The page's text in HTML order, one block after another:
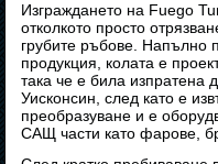
Изграждането на Fuego
отколкото просто
грубите ръбове. Напълно
продукция, колата е
така че е била изпратена
Уисконсин, след като е
преобразуване и е
САЩ части като фарове,